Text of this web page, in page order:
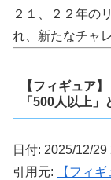
２１、２２年の
れ、新たなチャ
【フィギュア
「500人以上
日付: 2025/12/29
引用元:
【フィ